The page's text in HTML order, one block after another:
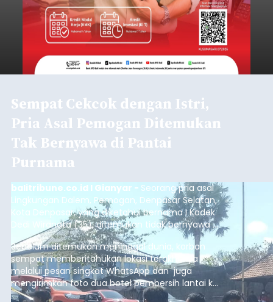
Sempat Cekcok dengan Istri,
Pria Asal Pemogan Ditemukan
Tak Bernyawa di Pantai
Purnama
balitribune.co.id I Gianyar - Seorang pria asal
Lingkungan Dalem, Pemogan, Denpasar Selatan,
Kota Denpasar, yang diketahui bernama I Kadek
Dedi Wiranata (35), ditemukan tidak bernyawa di
pesisir Pantai Purnama, Sukawati.
Sebelum ditemukan meninggal dunia, korban
sempat memberitahukan lokasi terakhirnya
melalui pesan singkat WhatsApp dan juga
mengirimkan foto dua botol pembersih lantai ke
istrinya.